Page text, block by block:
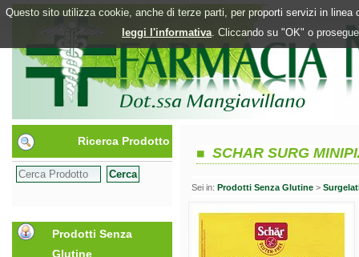
Questo sito utilizza cookie, anche di terze parti, per proporti servizi in
leggi l'informativa. Cliccando su "OK" o
Ricerca Prodotto
Prodotti Senza
Glutine
SCHAR SURG
Sei in: Prodotti Senza Glutine >